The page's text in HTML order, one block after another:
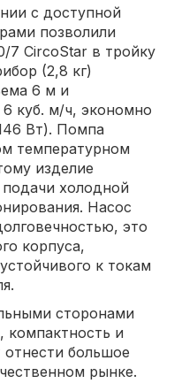
с доступной
позволили
7 CircoStar в тройку
(2,8 кг)
6 м и
куб. м/ч, экономно
Вт). Помпа
температурном
изделие
подачи холодной
Насос
это
корпуса,
к токам
сторонами
компактность и
отнести большое
рынке.